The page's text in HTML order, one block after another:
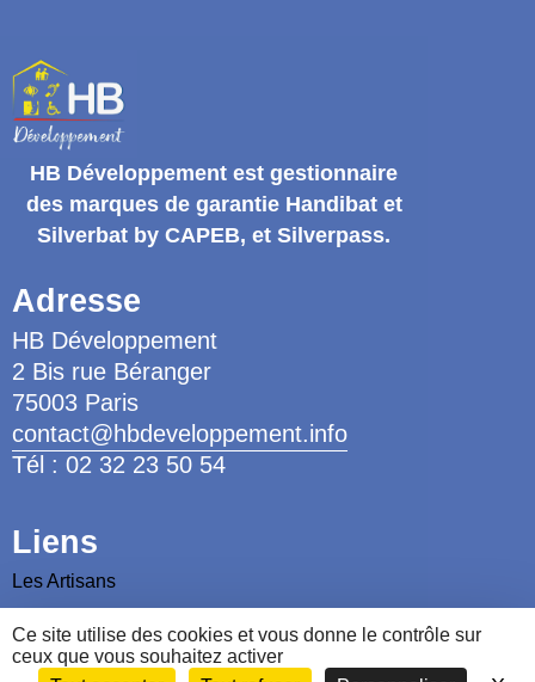
Ce site utilise des cookies et vous donne le contrôle sur
ceux que vous souhaitez activer
HB Développement est gestionnaire
des marques de garantie Handibat et
Silverbat by CAPEB, et Silverpass.
Adresse
HB Développement
2 Bis rue Béranger
75003 Paris
contact@hbdeveloppement.info
Tél : 02 32 23 50 54
Liens
Les Artisans
Nous contacter